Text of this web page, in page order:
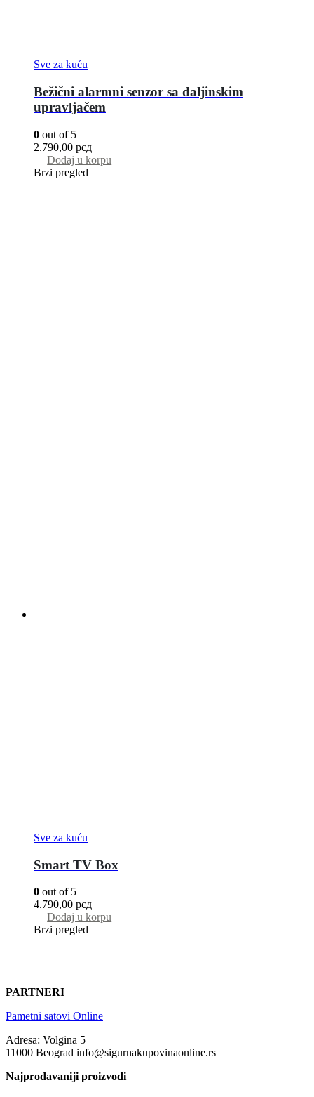
Sve za kuću
Bežični alarmni senzor sa daljinskim
upravljačem
0 out of 5
2.790,00 рсд
Dodaj u korpu
Brzi pregled
Sve za kuću
Smart TV Box
0 out of 5
4.790,00 рсд
Dodaj u korpu
Brzi pregled
PARTNERI
Pametni satovi Online
Adresa: Volgina 5
11000 Beograd info@sigurnakupovinaonline.rs
Najprodavaniji proizvodi